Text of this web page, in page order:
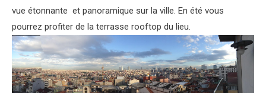
vue étonnante et panoramique sur la ville. En été vous
pourrez profiter de la terrasse rooftop du lieu.